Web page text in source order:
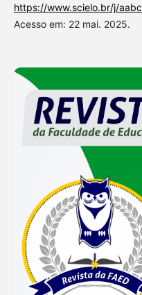
https://www.scielo.br/j/
Acesso em: 22 mai. 2025.